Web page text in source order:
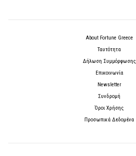
About Fortune Greece
Ταυτότητα
Δήλωση Συμμόρφωσης
Επικοινωνία
Newsletter
Συνδρομή
Όροι Χρήσης
Προσωπικά Δεδομένα